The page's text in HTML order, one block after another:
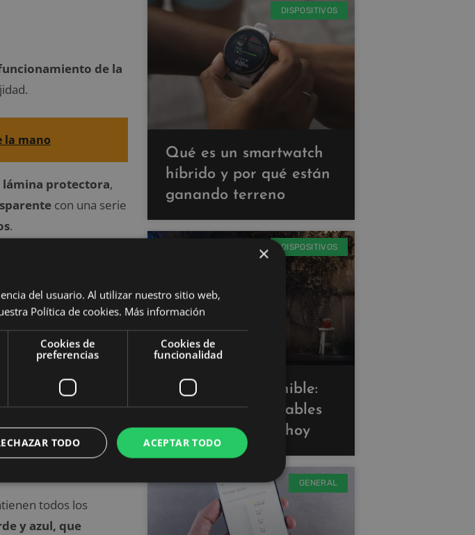
de la
la mano
lámina protectora,
con una serie
.
tienen carga positiva
son atraídas y las
es la que ve el
Así se consiguen los
todos los
y azul, que
DISPOSITIVOS
Qué es un smartwatch
híbrido y por qué están
ganando terreno
DISPOSITIVOS
Tecnología sostenible:
gadgets ecoamigables
que puedes usar hoy
GENERAL
×
del usuario. Al utilizar nuestro sitio web,
Política de cookies. Más información
Cookies de
preferencias
Cookies de
funcionalidad
ACEPTAR TODO
TODO